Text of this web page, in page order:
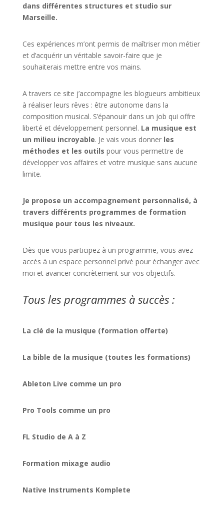
dans différentes structures et studio sur
Marseille.
Ces expériences m’ont permis de maîtriser mon métier
et d’acquérir un véritable savoir-faire que je
souhaiterais mettre entre vos mains.
A travers ce site j’accompagne les blogueurs ambitieux
à réaliser leurs rêves : être autonome dans la
composition musical. S’épanouir dans un job qui offre
liberté et développement personnel. La musique est
un milieu incroyable. Je vais vous donner les
méthodes et les outils pour vous permettre de
développer vos affaires et votre musique sans aucune
limite.
Je propose un accompagnement personnalisé, à
travers différents programmes de formation
musique pour tous les niveaux.
Dès que vous participez à un programme, vous avez
accès à un espace personnel privé pour échanger avec
moi et avancer concrètement sur vos objectifs.
Tous les programmes à succès :
La clé de la musique (formation offerte)
La bible de la musique (toutes les formations)
Ableton Live comme un pro
Pro Tools comme un pro
FL Studio de A à Z
Formation mixage audio
Native Instruments Komplete